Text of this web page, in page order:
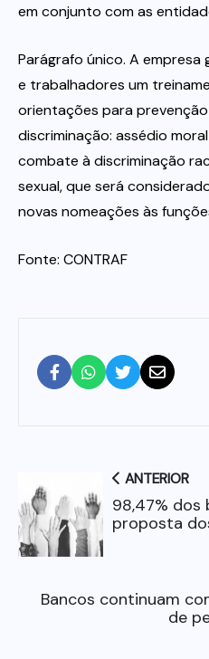
em conjunto com as
Parágrafo único. A
e trabalhadores um
orientações para
discriminação: assédio
combate à discriminação
sexual, que será
novas nomeações às
Fonte: CONTRAF
ANTERIOR
98,47% dos
proposta
Bancos continuam
de